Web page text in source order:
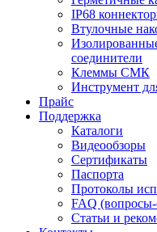
IP68
Втулочные
соединители
Клеммы СМК
Инструмент
Прайс
Поддержка
Каталоги
Видеообзоры
Сертификаты
Паспорта
Протоколы
FAQ
Статьи и